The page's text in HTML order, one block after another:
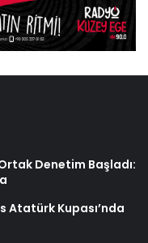
Denetim Başladı:
Atatürk Kupası’nda